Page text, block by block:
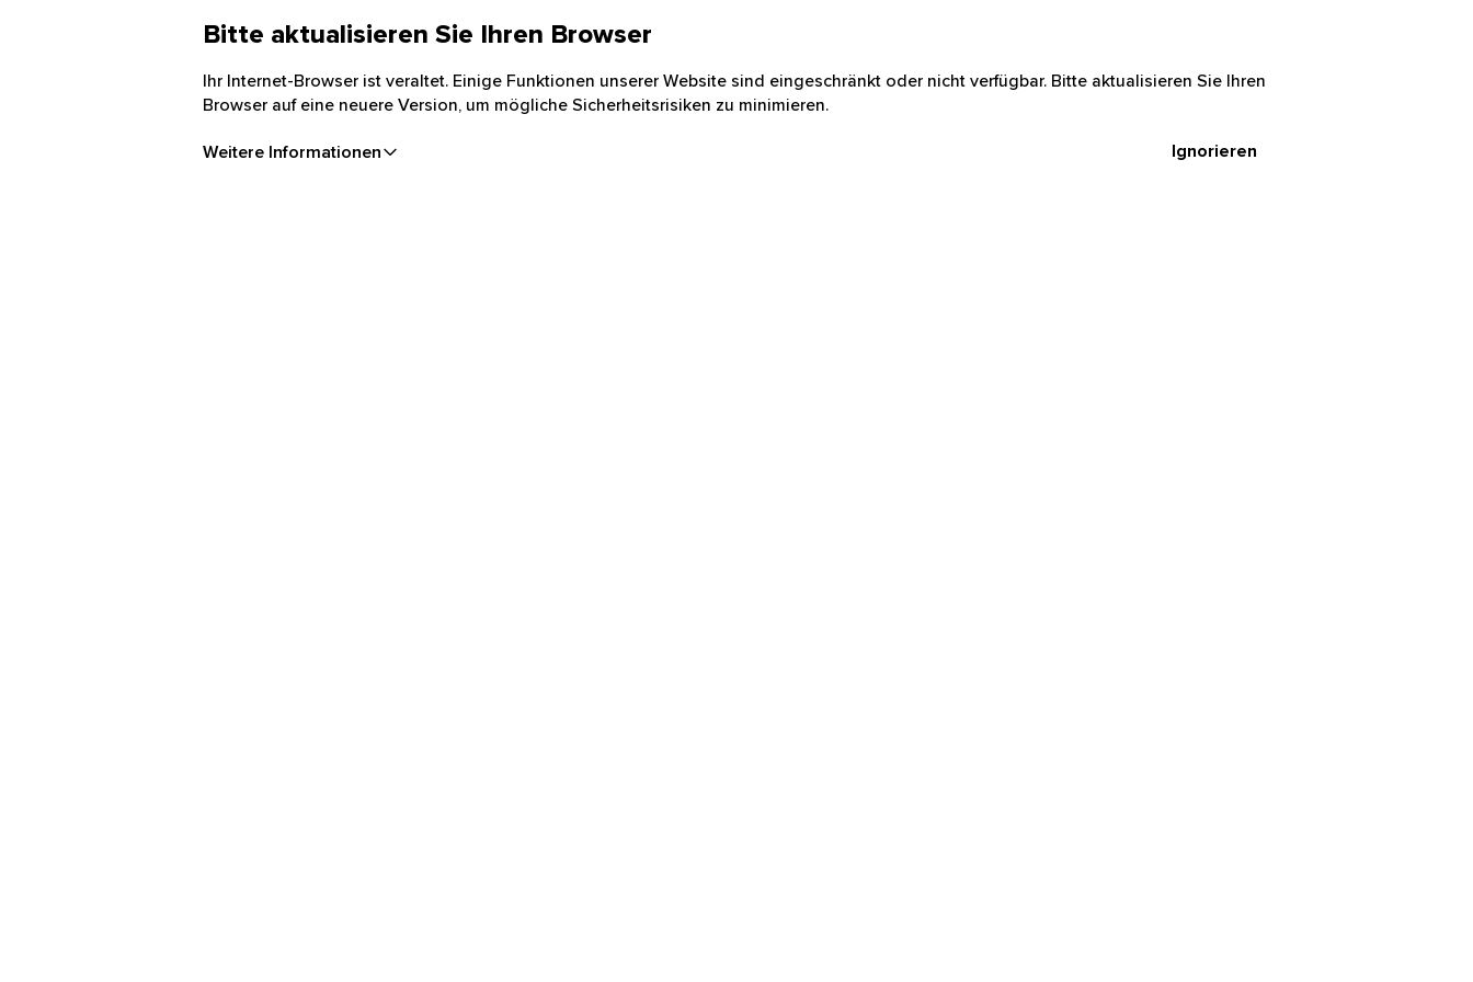
Bitte aktualisieren Sie Ihren Browser
Ihr Internet-Browser ist veraltet. Einige Funktionen unserer Website sind eingeschränkt oder nicht verfügbar. Bitte aktualisieren Sie Ihren
Browser auf eine neuere Version, um mögliche Sicherheitsrisiken zu minimieren.
Weitere Informationen Ignorieren